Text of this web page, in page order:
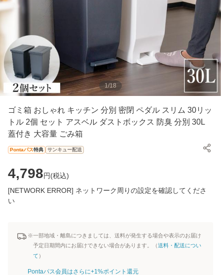
1/18
ゴミ箱 おしゃれ キッチン 分別 密閉 ペダル スリム 30リッ
トル 2個 セット アスベル ダストボックス 防臭 分別 30L
蓋付き 大容量 ごみ箱
Pontaパス特典 サンキュー配送
4,798円(税込)
[NETWORK ERROR] ネットワーク周りの設定を確認してくださ
い
※一部地域・離島につきましては、送料が発生する場合や表示のお届け
予定日期間内にお届けできない場合があります。（送料・配送につい
て ）
Pontaパス会員はさらに+1%ポイント還元